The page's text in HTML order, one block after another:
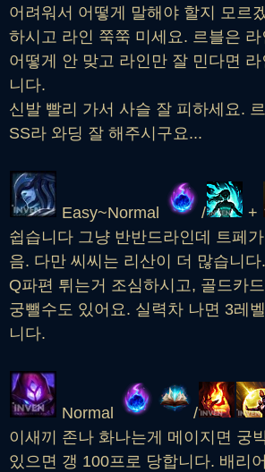
어려워서 어떻게 말해야 할지 모르
하시고 라인 쭉쭉 미세요. 르블은 라
어떻게 안 맞고 라인만 잘 민다면
니다.
신발 빨리 가서 사슬 잘 피하세요.
SS라 와딩 잘 해주시구요...
Easy~Normal /
+
쉽습니다 그냥 반반드라인데 트페
음. 다만 씨씨는 리산이 더 많습니다.
Q파편 튀는거 조심하시고, 골드카
궁뺄수도 있어요. 실력차 나면 3레
니다.
Normal /
이새끼 존나 화나는게 메이지면 궁
있으면 갱 100프로 당합니다. 배리